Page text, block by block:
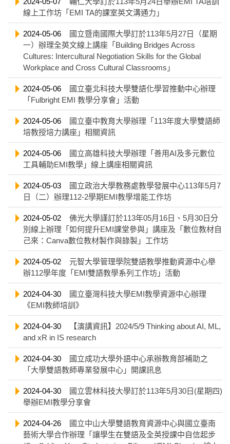
線上工作坊「EMI TA的課室英文溝通力」
2024-05-06
國立暨南國際大學訂於113年5月27日（星期
一）辦理全英文線上講座「Building Bridges Across
Cultures: Intercultural Negotiation Skills for the Global
Workplace and Cross Cultural Classrooms」
2024-05-06
國立臺北科技大學雙語化學習推動中心辦理
「Fulbright EMI 教學分享會」活動
2024-05-06
國立臺中教育大學辦理「113年度大學雙語師
培教授培力講座」相關資訊
2024-05-06
國立高雄科技大學辦理「善用AI及多元數位
工具輔助EMI教學」線上講座相關資訊
2024-05-03
國立政治大學教務處教學發展中心113年5月7
日（二）辦理112-2學期EMI教學增能工作坊
2024-05-02
佛光大學謹訂於113年05月16日、5月30日分
別線上辦理「如何提升EMI課堂參與」講座及「數位教材自
己來：Canva數位教材製作與錄製」工作坊
2024-05-02
元智大學管理學院雙語教學推動資源中心舉
辦112學年度「EMI雙語教學系列工作坊」活動
2024-04-30
國立臺灣科技大學EMI教學資源中心辦理
《EMI教師培訓》
2024-04-30
【演講資訊】2024/5/9 Thinking about AI, ML,
and xR in IS research
2024-04-30
國立成功大學外語中心承辦教育部補助之
「大學雙語教師專業發展中心」開課訊息
2024-04-30
國立雲林科技大學訂於113年5月30日(星期四)
舉辦EMI教學分享會
2024-04-26
國立中山大學雙語教育資源中心與國立臺南
藝術大學合作辦理「讓學生在雙語及全英授課中自信起步